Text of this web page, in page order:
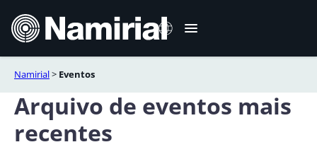
content
English
Namirial> Eventos
Arquivo de eventos mais
recentes